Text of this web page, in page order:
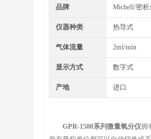
品牌 Michell/密析
仪器种类 热导式
气体流量 2ml/min
显示方式 数字式
产地 进口
GPR-1500系列微量氧分仪拥